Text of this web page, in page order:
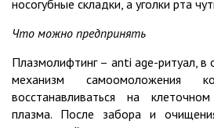
носогубные складки, а уголки рта
Что можно предпринять
Плазмолифтинг – anti age-ритуал, в
механизм самоомоложения
восстанавливаться на
плазма. После забора и